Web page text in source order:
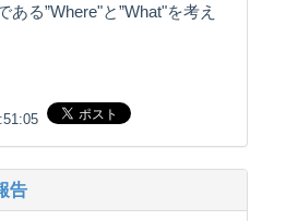
る”Where"と”What"を考え
告